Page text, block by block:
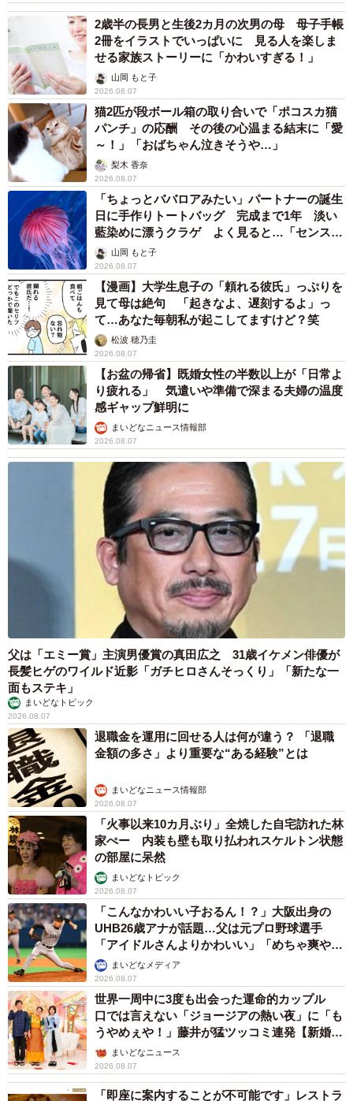
2歳半の長男と生後2カ月の次男の母 母子手帳
2冊をイラストでいっぱいに 見る人を楽しま
せる家族ストーリーに「かわいすぎる！」
山岡 もと子
2026.08.07
猫2匹が段ボール箱の取り合いで「ポコスカ猫
パンチ」の応酬 その後の心温まる結末に「愛
～！」「おばちゃん泣きそうや…」
梨木 香奈
2026.08.07
「ちょっとババロアみたい」パートナーの誕生
日に手作りトートバッグ 完成まで1年 淡い
藍染めに漂うクラゲ よく見ると…「センスす
ごい」山岡 もと子
2026.08.07
【漫画】大学生息子の「頼れる彼氏」っぷりを
見て母は絶句 「起きなよ、遅刻するよ」っ
て…あなた毎朝私が起こしてますけど？笑
松波 穂乃圭
2026.08.07
【お盆の帰省】既婚女性の半数以上が「日常よ
り疲れる」 気遣いや準備で深まる夫婦の温度
感ギャップ鮮明に
まいどなニュース情報部
2026.08.07
父は「エミー賞」主演男優賞の真田広之 31歳イケメン俳優が
長髪ヒゲのワイルド近影「ガチヒロさんそっくり」「新たな一
面もステキ」
まいどなトピック
2026.08.07
退職金を運用に回せる人は何が違う？ 「退職
金額の多さ」より重要な“ある経験”とは
まいどなニュース情報部
2026.08.07
「火事以来10カ月ぶり」全焼した自宅訪れた林
家ぺー 内装も壁も取り払われスケルトン状態
の部屋に呆然
まいどなトピック
2026.08.07
「こんなかわいい子おるん！？」大阪出身の
UHB26歳アナが話題…父は元プロ野球選手
「アイドルさんよりかわいい」「めちゃ爽や
か」まいどなメディア
2026.08.07
世界一周中に3度も出会った運命的カップル
口では言えない「ジョージアの熱い夜」に「も
うやめぇや！」藤井が猛ツッコミ連発【新婚さ
ん】まいどなニュース
2026.08.07
「即座に案内することが不可能です」レストラ